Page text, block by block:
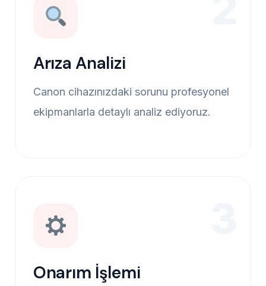
Arıza Analizi
Canon cihazınızdaki sorunu profesyonel
ekipmanlarla detaylı analiz ediyoruz.
Onarım İşlemi